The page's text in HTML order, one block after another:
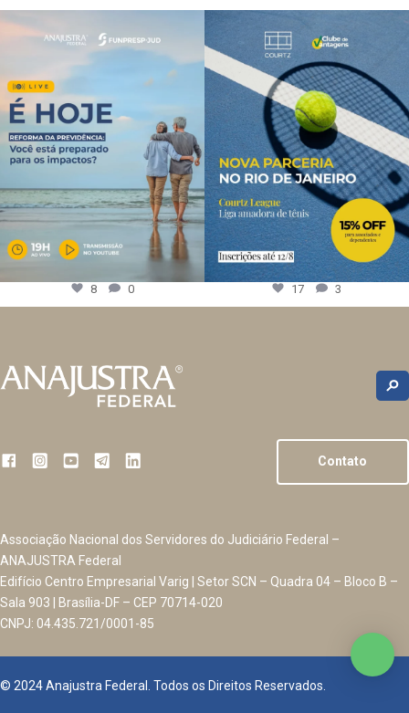
8 0 17 3
Contato
Associação Nacional dos Servidores do Judiciário Federal –
ANAJUSTRA Federal
Edifício Centro Empresarial Varig | Setor SCN – Quadra 04 – Bloco B –
Sala 903 | Brasília-DF – CEP 70714-020
CNPJ: 04.435.721/0001-85
© 2024 Anajustra Federal. Todos os Direitos Reservados.